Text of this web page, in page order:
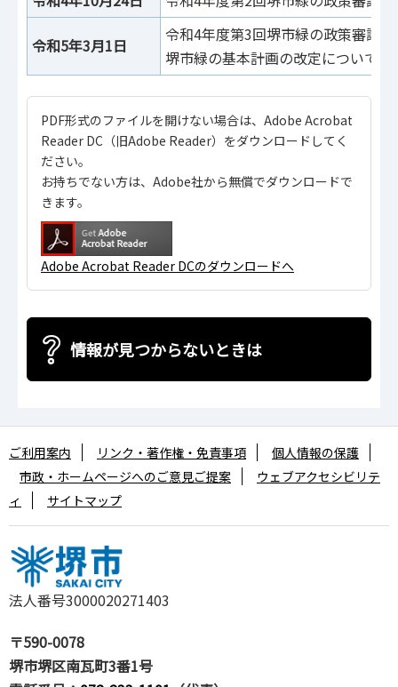
令和5年3月1日
令和4年度第3回堺市緑の政策審議会
堺市緑の基本計画の改定について＜
PDF形式のファイルを開けない場合は、Adobe Acrobat
Reader DC（旧Adobe Reader）をダウンロードしてく
ださい。
お持ちでない方は、Adobe社から無償でダウンロードで
きます。
Adobe Acrobat Reader DCのダウンロードへ
情報が見つからないときは
法人番号3000020271403
〒590-0078
堺市堺区南瓦町3番1号
ご利用案内 リンク・著作権・免責事項
個人情報の保護
市政・ホームページへのご意見ご提案
ウェブアクセシビリテ
ィ
サイトマップ